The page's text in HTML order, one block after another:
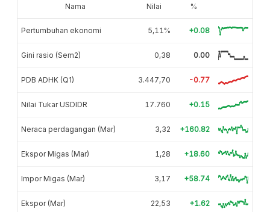
Nama Nilai %
Pertumbuhan ekonomi 5,11% +0.08
Gini rasio (Sem2) 0,38 0.00
PDB ADHK (Q1) 3.447,70 -0.77
Nilai Tukar USDIDR 17.760 +0.15
Neraca perdagangan (Mar) 3,32 +160.82
Ekspor Migas (Mar) 1,28 +18.60
Impor Migas (Mar) 3,17 +58.74
Ekspor (Mar) 22,53 +1.62